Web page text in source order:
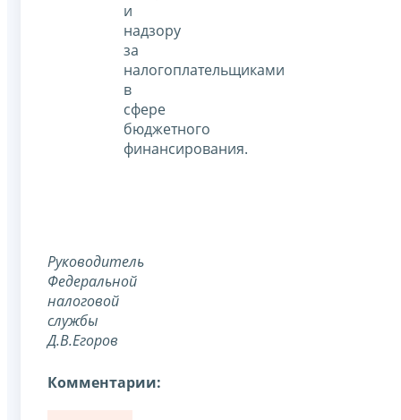
и
надзору
за
налогоплательщиками
в
сфере
бюджетного
финансирования.
Руководитель
Федеральной
налоговой
службы
Д.В.Егоров
Комментарии: